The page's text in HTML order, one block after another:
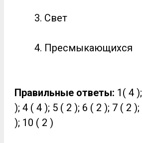
Свет
Пресмыкающихся
Правильные ответы: 1( 4
); 4 ( 4 ); 5 ( 2 ); 6 ( 2 ); 7 ( 2
); 10 ( 2 )